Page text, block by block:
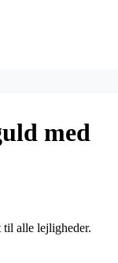
med
alle lejligheder.